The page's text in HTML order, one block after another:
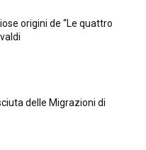
origini de “Le quattro
delle Migrazioni di